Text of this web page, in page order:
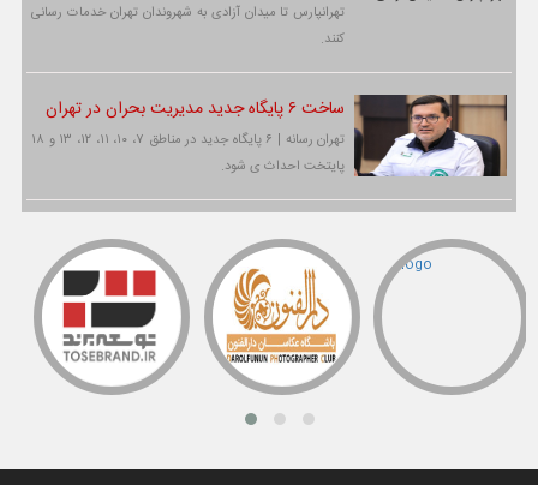
تهرانپارس تا میدان آزادی به شهروندان تهران خدمات رسانی
کنند.
ساخت ۶ پایگاه جدید مدیریت بحران در تهران
تهران رسانه | ۶ پایگاه جدید در مناطق ۷، ۱۰، ۱۱، ۱۲، ۱۳ و ۱۸
پایتخت احداث ی شود.